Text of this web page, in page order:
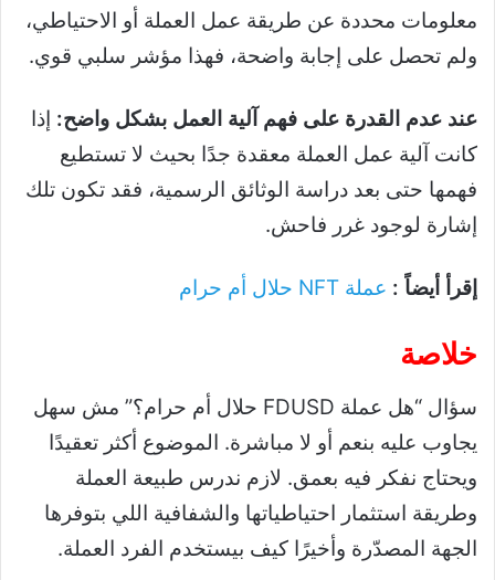
معلومات محددة عن طريقة عمل العملة أو الاحتياطي،
ولم تحصل على إجابة واضحة، فهذا مؤشر سلبي قوي.
عند عدم القدرة على فهم آلية العمل بشكل واضح: إذا
كانت آلية عمل العملة معقدة جدًا بحيث لا تستطيع
فهمها حتى بعد دراسة الوثائق الرسمية، فقد تكون تلك
إشارة لوجود غرر فاحش.
إقرأ أيضاً : عملة NFT حلال أم حرام
خلاصة
سؤال “هل عملة FDUSD حلال أم حرام؟” مش سهل
يجاوب عليه بنعم أو لا مباشرة. الموضوع أكثر تعقيدًا
ويحتاج نفكر فيه بعمق. لازم ندرس طبيعة العملة
وطريقة استثمار احتياطياتها والشفافية اللي بتوفرها
الجهة المصدّرة وأخيرًا كيف بيستخدم الفرد العملة.